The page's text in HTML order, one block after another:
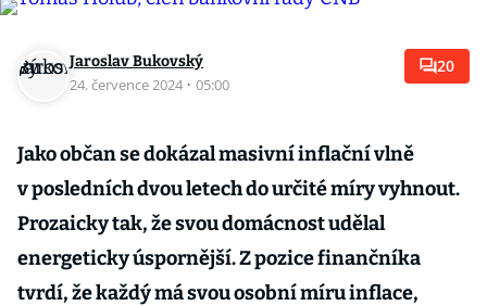
Jaroslav Bukovský
24. července 2024 · 05:00
20
Jako občan se dokázal masivní inflační vlně
v posledních dvou letech do určité míry vyhnout.
Prozaicky tak, že svou domácnost udělal
energeticky úspornější. Z pozice finančníka
tvrdí, že každý má svou osobní míru inflace,